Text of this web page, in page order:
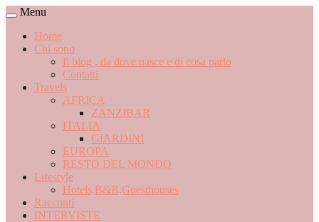
Menu
Home
Chi sono
Il blog , da dove nasce e di cosa parlo
Contatti
Travels
AFRICA
ZANZIBAR
ITALIA
GIARDINI
EUROPA
RESTO DEL MONDO
Lifestyle
Hotels,B&B,Guesthouses
Racconti
INTERVISTE